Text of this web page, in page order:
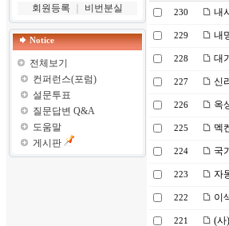
회원등록
비번분실
Notice
전체보기
컨퍼런스(포럼)
설문투표
질문답변 Q&A
도움말
게시판
230 내
229 내
228 대
227 신
226 옥
225 멕
224 국
223 자
222 이
221 (사